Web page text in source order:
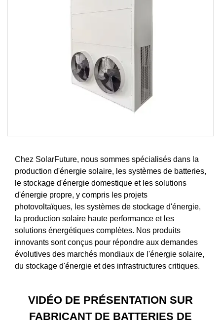
Chez SolarFuture, nous sommes spécialisés dans la
production d'énergie solaire, les systèmes de batteries,
le stockage d'énergie domestique et les solutions
d'énergie propre, y compris les projets
photovoltaïques, les systèmes de stockage d'énergie,
la production solaire haute performance et les
solutions énergétiques complètes. Nos produits
innovants sont conçus pour répondre aux demandes
évolutives des marchés mondiaux de l'énergie solaire,
du stockage d'énergie et des infrastructures critiques.
VIDÉO DE PRÉSENTATION SUR
FABRICANT DE BATTERIES DE